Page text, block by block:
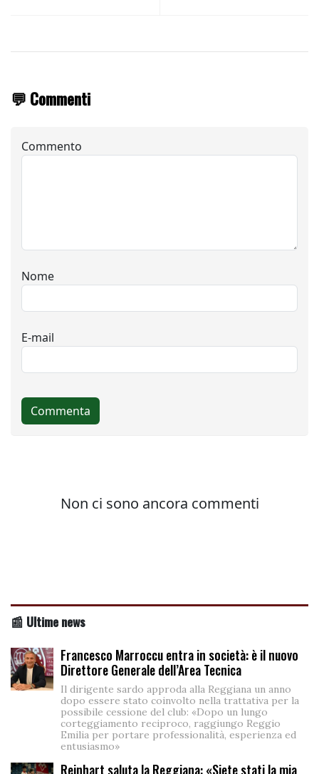
💬 Commenti
📰 Ultime news
Francesco Marroccu entra in società: è il nuovo
Direttore Generale dell’Area Tecnica
Il dirigente sardo approda alla Reggiana un anno
dopo essere stato coinvolto nella trattativa per la
possibile cessione del club: «Dopo un lungo
corteggiamento reciproco, raggiungo Reggio
Emilia per portare professionalità, esperienza ed
entusiasmo»
Reinhart saluta la Reggiana: «Siete stati la mia